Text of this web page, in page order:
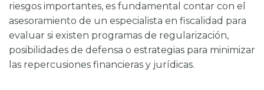
riesgos importantes, es fundamental contar con el
asesoramiento de un especialista en fiscalidad para
evaluar si existen programas de regularización,
posibilidades de defensa o estrategias para minimizar
las repercusiones financieras y jurídicas.